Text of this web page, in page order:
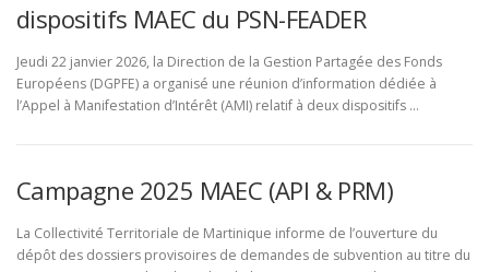
dispositifs MAEC du PSN-FEADER
Jeudi 22 janvier 2026, la Direction de la Gestion Partagée des Fonds
Européens (DGPFE) a organisé une réunion d’information dédiée à
l’Appel à Manifestation d’Intérêt (AMI) relatif à deux dispositifs …
Campagne 2025 MAEC (API & PRM)
La Collectivité Territoriale de Martinique informe de l’ouverture du
dépôt des dossiers provisoires de demandes de subvention au titre du